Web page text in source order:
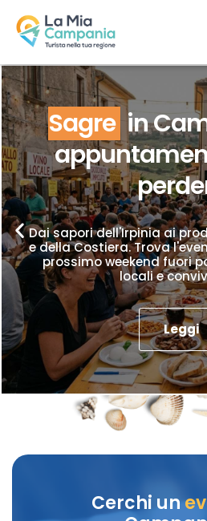
Sagre in
Dai sapori dell'Irpinia ai
e della Costiera. Trova
prossimo weekend fuori
locali e
Leggi
Cerchi un